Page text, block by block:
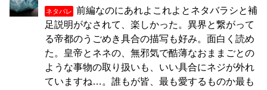
ネタバレ
前編なのにあれよこれよとネタバラシと補
足説明がなされて、楽しかった。異界と繋がって
る帝都のうごめき具合の描写も好み。面白く読め
た。皇帝とネネの、無邪気で酷薄なおままごとの
ような事物の取り扱いも、いい具合にネジが外れ
ていますね…。誰もが皆、最も愛するものか最も